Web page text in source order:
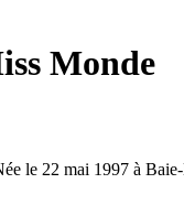
Monde
le 22 mai 1997 à